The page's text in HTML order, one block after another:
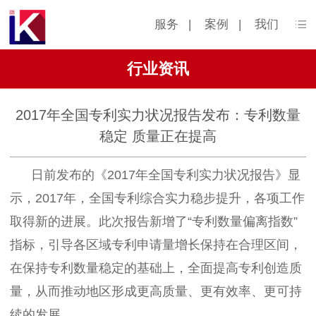
服务 | 案例 | 我们
行业资讯
2017年全国专利实力状况报告发布：专利数量
稳定 质量正在提高
日前发布的《2017年全国专利实力状况报告》显
示，2017年，全国专利综合实力稳步提升，各项工作
取得新的进展。此次报告新增了“专利数量偏离指数”
指标，引导各区域专利申请量增长保持在合理区间，
在保持专利数量稳定的基础上，全面提高专利创造质
量，从而推动地区形成更高质量、更有效率、更可持